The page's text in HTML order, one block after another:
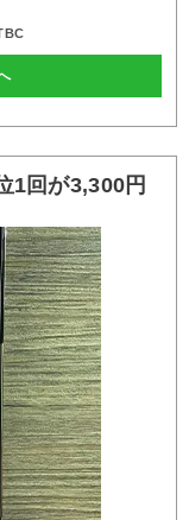
1回が3,300円